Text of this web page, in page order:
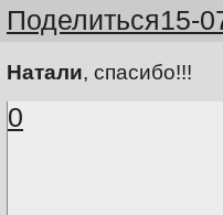
Поделиться15-
Натали, спасибо!!!
0